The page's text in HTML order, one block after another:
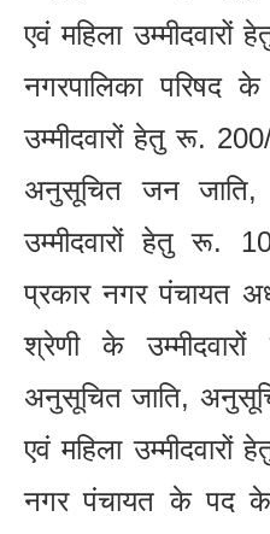
एवं महिला
नगरपालिका परिषद
उम्मीदवारों हेतु रू.
अनुसूचित जन जाति,
उम्मीदवारों हेतु रू.
प्रकार नगर पंचायत
श्रेणी के
अनुसूचित जाति,
एवं महिला
नगर पंचायत के पद के